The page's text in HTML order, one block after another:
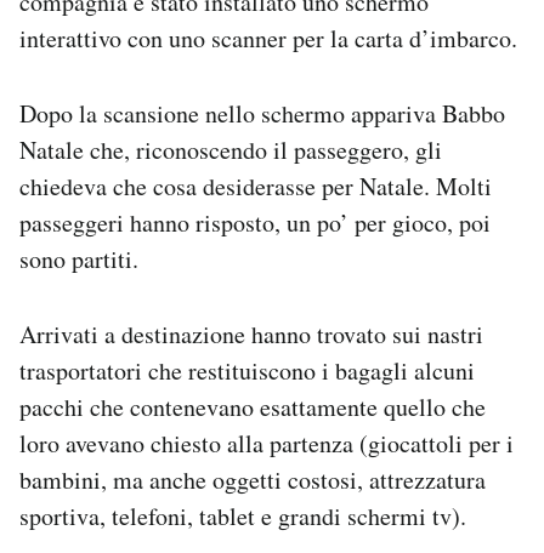
interattivo con uno scanner per la carta d’imbarco.
Dopo la scansione nello schermo appariva Babbo
Natale che, riconoscendo il passeggero, gli
chiedeva che cosa desiderasse per Natale. Molti
passeggeri hanno risposto, un po’ per gioco, poi
sono partiti.
Arrivati a destinazione hanno trovato sui nastri
trasportatori che restituiscono i bagagli alcuni
pacchi che contenevano esattamente quello che
loro avevano chiesto alla partenza (giocattoli per i
bambini, ma anche oggetti costosi, attrezzatura
sportiva, telefoni, tablet e grandi schermi tv).